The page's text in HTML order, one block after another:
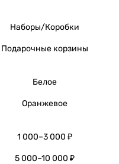
Наборы/Коробки
Подарочные корзины
Белое
Оранжевое
1 000–3 000 ₽
5 000–10 000 ₽